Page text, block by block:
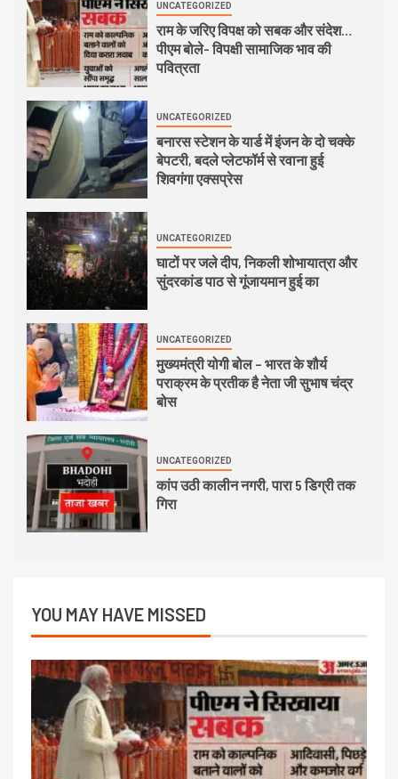
UNCATEGORIZED
राम के जरिए विपक्ष को सबक और संदेश…
पीएम बोले- विपक्षी सामाजिक भाव की
पवित्रता
UNCATEGORIZED
बनारस स्टेशन के यार्ड में इंजन के दो चक्के
बेपटरी, बदले प्लेटफॉर्म से रवाना हुई
शिवगंगा एक्सप्रेस
UNCATEGORIZED
घाटों पर जले दीप, निकली शोभायात्रा और
सुंदरकांड पाठ से गूंजायमान हुई का
UNCATEGORIZED
मुख्यमंत्री योगी बोल – भारत के शौर्य
पराक्रम के प्रतीक है नेता जी सुभाष चंद्र
बोस
UNCATEGORIZED
कांप उठी कालीन नगरी, पारा 5 डिग्री तक
गिरा
YOU MAY HAVE MISSED